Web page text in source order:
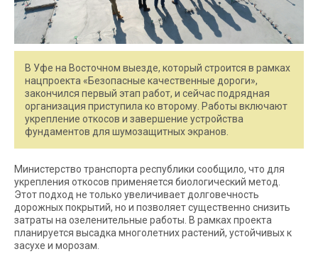
В Уфе на Восточном выезде, который строится в рамках
нацпроекта «Безопасные качественные дороги»,
закончился первый этап работ, и сейчас подрядная
организация приступила ко второму. Работы включают
укрепление откосов и завершение устройства
фундаментов для шумозащитных экранов.
Министерство транспорта республики сообщило, что для
укрепления откосов применяется биологический метод.
Этот подход не только увеличивает долговечность
дорожных покрытий, но и позволяет существенно снизить
затраты на озеленительные работы. В рамках проекта
планируется высадка многолетних растений, устойчивых к
засухе и морозам.